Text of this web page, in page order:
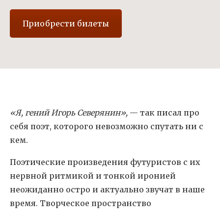
Приобрести билеты
«Я, гений Игорь Северянин», — так писал про
себя поэт, которого невозможно спутать ни с
кем.
Поэтические произведения футуристов с их
нервной ритмикой и тонкой иронией
неожиданно остро и актуально звучат в наше
время. Творческое пространство